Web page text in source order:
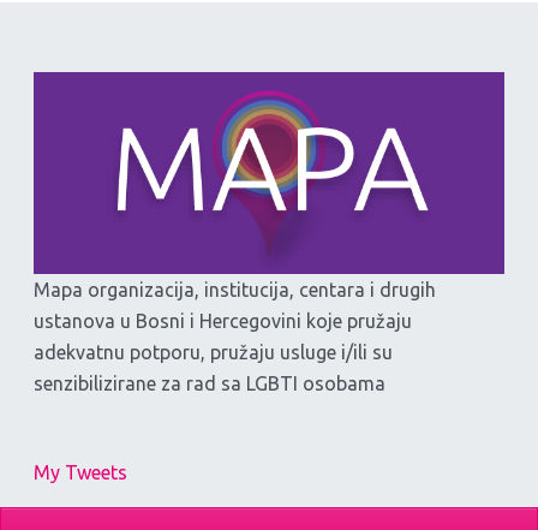
Mapa organizacija, institucija, centara i drugih
ustanova u Bosni i Hercegovini koje pružaju
adekvatnu potporu, pružaju usluge i/ili su
senzibilizirane za rad sa LGBTI osobama
My Tweets